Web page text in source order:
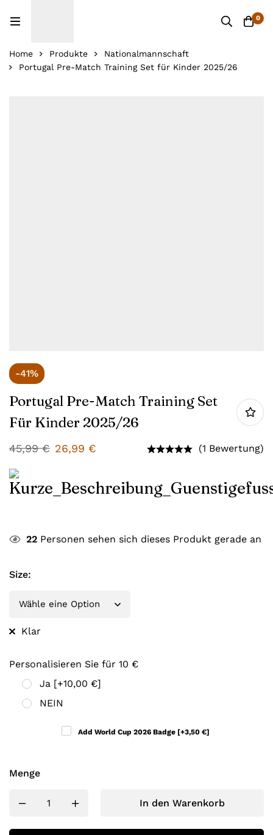
0
Home Produkte
Nationalmannschaft
Portugal Pre-Match Training Set für Kinder 2025/26
-41%
Portugal Pre-Match Training Set
Für Kinder 2025/26
45,99€ 26,99 € (1 Bewertung)
22 Personen sehen sich dieses Produkt gerade an
Size:
Klar
Personalisieren Sie für 10 €
Ja [+10,00 €]
NEIN
Add World Cup 2026 Badge [+3,50 €]
Menge
In den Warenkorb